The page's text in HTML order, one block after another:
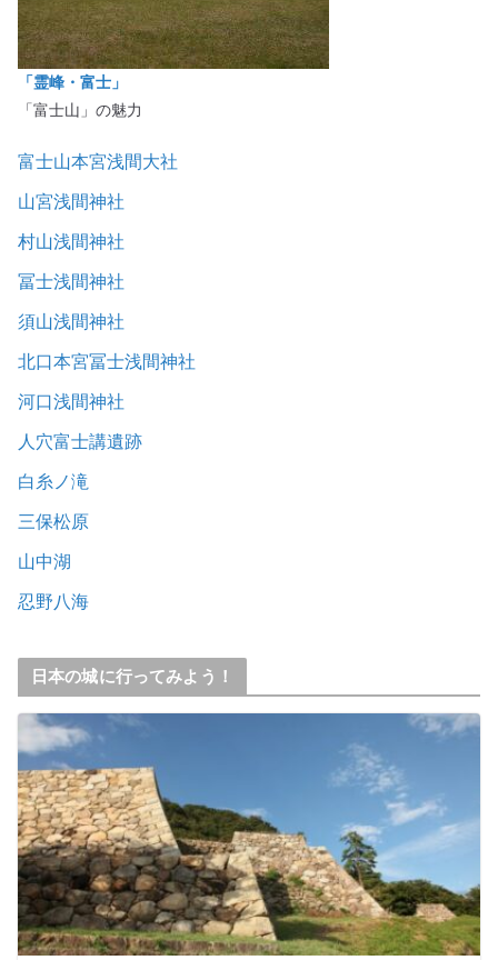
「霊峰・富士」
「富士山」の魅力
富士山本宮浅間大社
山宮浅間神社
村山浅間神社
冨士浅間神社
須山浅間神社
北口本宮冨士浅間神社
河口浅間神社
人穴富士講遺跡
白糸ノ滝
三保松原
山中湖
忍野八海
日本の城に行ってみよう！